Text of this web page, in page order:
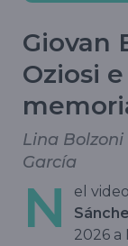
Giovan
Oziosi
Lina
García
N el video
2026 a